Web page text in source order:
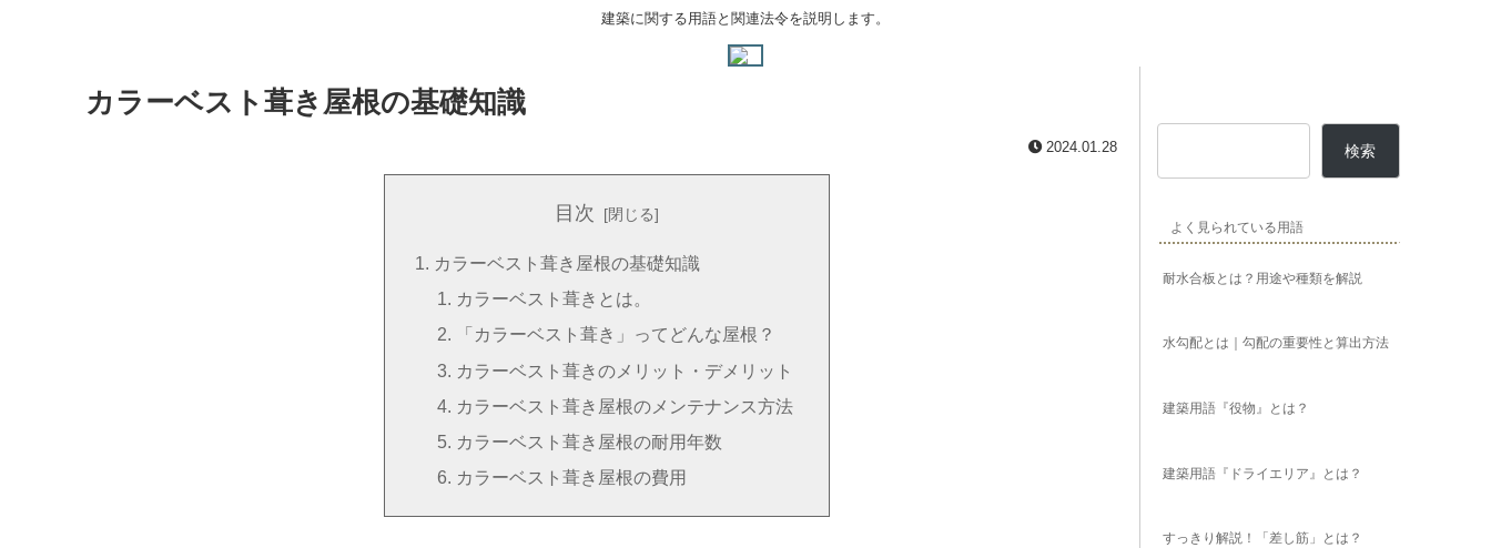
建築に関する用語と関連法令を説明します。
カラーベスト葺き屋根の基礎知識
2024.01.28
目次
カラーベスト葺き屋根の基礎知識
カラーベスト葺きとは。
「カラーベスト葺き」ってどんな屋根？
カラーベスト葺きのメリット・デメリット
カラーベスト葺き屋根のメンテナンス方法
カラーベスト葺き屋根の耐用年数
カラーベスト葺き屋根の費用
検索
よく見られている用語
耐水合板とは？用途や種類を解説
水勾配とは｜勾配の重要性と算出方法
建築用語『役物』とは？
建築用語『ドライエリア』とは？
すっきり解説！「差し筋」とは？